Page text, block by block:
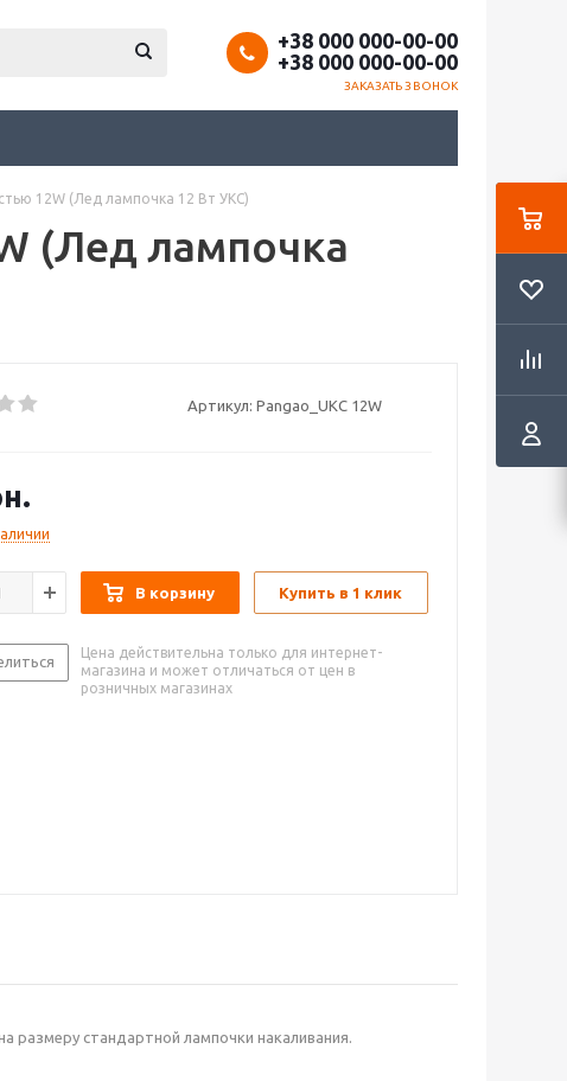
+38 000 000-00-00
+38 000 000-00-00
ЗАКАЗАТЬ ЗВОНОК
12W (Лед лампочка 12 Вт УКС)
(Лед лампочка
Артикул: Pangao_UKC 12W
В корзину Купить в 1 клик
Цена действительна только для интернет-
магазина и может отличаться от цен в
розничных магазинах
стандартной лампочки накаливания.